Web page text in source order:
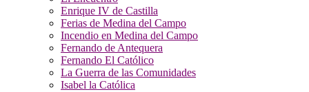
Enrique IV de Castilla
Ferias de Medina del Campo
Incendio en Medina del Campo
Fernando de Antequera
Fernando El Católico
La Guerra de las Comunidades
Isabel la Católica